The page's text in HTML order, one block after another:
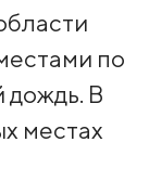
по
В
местах